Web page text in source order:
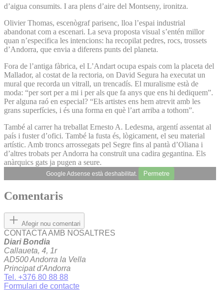
d’aigua consumits. I ara plens d’aire del Montseny, ironitza.
Olivier Thomas, escenògraf parisenc, lloa l’espai industrial
abandonat com a escenari. La seva proposta visual s’entén millor
quan n’especifica les intencions: ha recopilat pedres, rocs, trossets
d’Andorra, que envia a diferens punts del planeta.
Fora de l’antiga fàbrica, el L’Andart ocupa espais com la placeta del
Mallador, al costat de la rectoria, on David Segura ha executat un
mural que recorda un vitrall, un trencadís. El muralisme està de
moda: “per sort per a mi i per als que fa anys que ens hi dediquem”.
Per alguna raó en especial? “Els artistes ens hem atrevit amb les
grans superfícies, i és una forma en què l’art arriba a tothom”.
També al carrer ha treballat Ernesto A. Ledesma, argentí assentat al
país i fuster d’ofici. També la fusta és, lògicament, el seu material
artístic. Amb troncs arrossegats pel Segre fins al pantà d’Oliana i
d’altres trobats per Andorra ha construït una cadira gegantina. Els
anàrquics gats ja pugen a seure.
Google Adsense està deshabilitat. Permetre
Comentaris
Afegir nou comentari
CONTACTA AMB NOSALTRES
Diari Bondia
Callaueta, 4, 1r
AD500 Andorra la Vella
Principat d'Andorra
Tel. +376 80 88 88
Formulari de contacte